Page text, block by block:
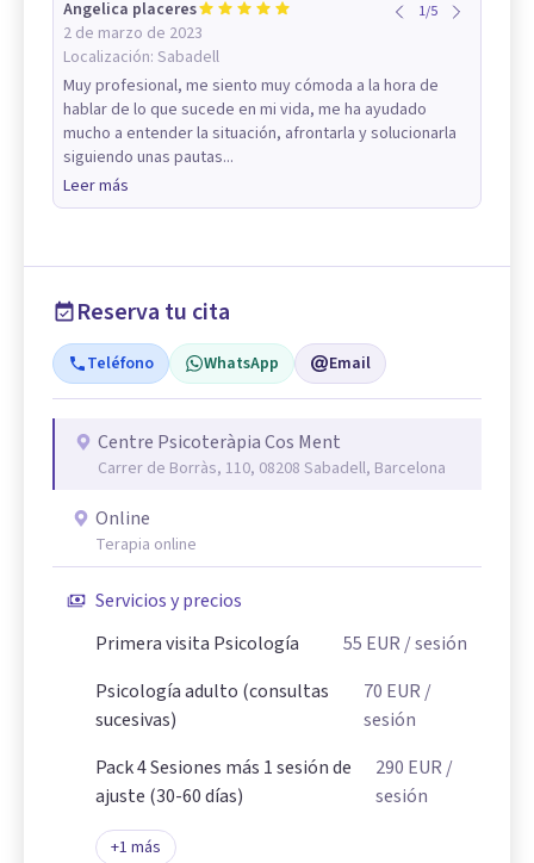
Angelica placeres
2 de marzo de 2023
Localización: Sabadell
1/5
Muy profesional, me siento muy cómoda a la hora de
hablar de lo que sucede en mi vida, me ha ayudado
mucho a entender la situación, afrontarla y solucionarla
siguiendo unas pautas...
Leer más
Reserva tu cita
Teléfono WhatsApp Email
Centre Psicoteràpia Cos Ment
Carrer de Borràs, 110, 08208 Sabadell, Barcelona
Online
Terapia online
Servicios y precios
Primera visita Psicología
55 EUR / sesión
Psicología adulto (consultas
sucesivas)
70 EUR /
sesión
Pack 4 Sesiones más 1 sesión de
ajuste (30-60 días)
290 EUR /
sesión
+1 más